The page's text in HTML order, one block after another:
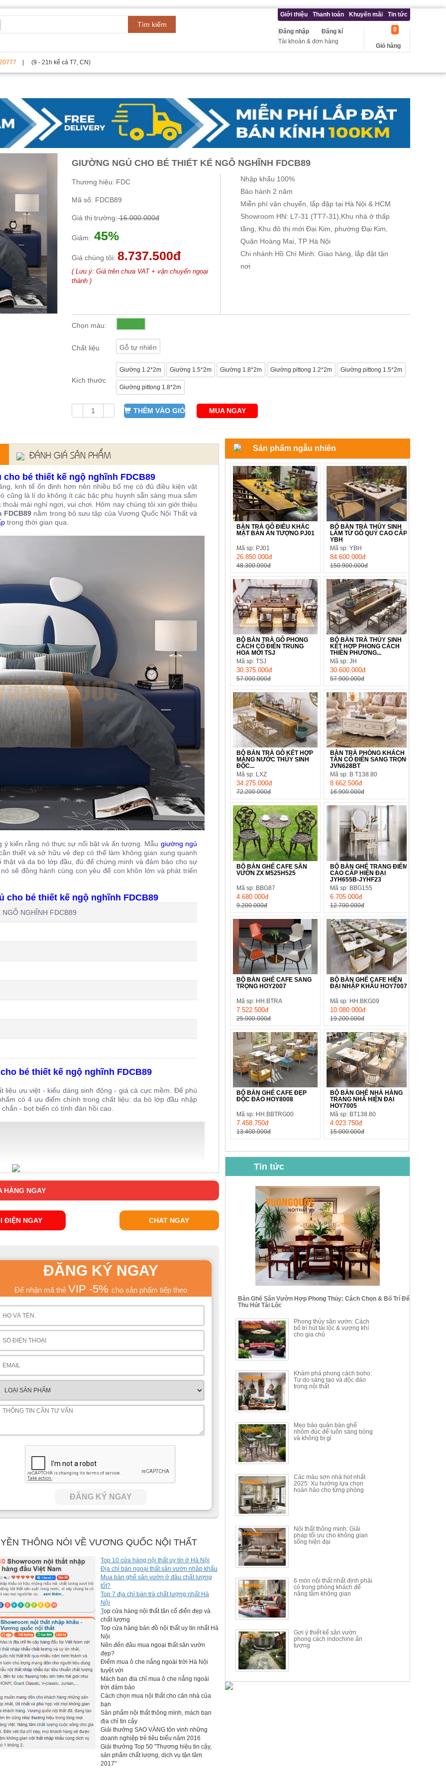
Tìm kiếm
Giới thiệu Thanh toán Khuyến mãi Tin tức
Đăng kí
Đăng nhập
Tài khoản & đơn hàng
Giỏ hàng
0
| (9 - 21h kể cả T7, CN)
GIƯỜNG NGỦ CHO BÉ THIẾT KẾ NGỖ NGHĨNH FDCB89
Thương hiệu: FDC
Mã số: FDCB89
Giá thị trường:16.000.000đ
Giảm: 45%
Giá chúng tôi: 8.737.500đ
( Lưu ý: Giá trên chưa VAT + vận chuyển ngoại
thành )
Nhập khẩu 100%
Bảo hành 2 năm
Miễn phí vận chuyển, lắp đặp tại Hà Nội & HCM
Showroom HN: L7-31 (TT7-31),Khu nhà ở thấp
tầng, Khu đô thị mới Đại Kim, phường Đại Kim,
Quận Hoàng Mai, TP Hà Nội
Chi nhánh Hồ Chí Minh: Giao hàng, lắp đặt tận
nơi
Chọn màu:
Chất liệu Gỗ tự nhiên
Kích thước
Giường 1.2*2m Giường 1.5*2m Giường 1.8*2m Giường pittong 1.2*2m Giường pittong 1.5*2m
Giường pittong 1.8*2m
THÊM VÀO GIỎ MUA NGAY
ĐÁNH GIÁ SẢN PHẨM
bé thiết kế ngộ nghĩnh FDCB89
knh tế ổn định hơn nên nhiều bố mẹ có đủ điều kiện vật
cũng là lí do không ít các bậc phụ huynh sẵn sàng mua sắm
mái nghỉ ngơi, vui chơi. Hôm nay chúng tôi xin giới thiệu
nằm trong bộ sưu tập của Vương Quốc Nội Thất và
trong thời gian qua.
kiến rằng nó thực sự nổi bật và ấn tượng. Mẫu giường ngủ
thiết và sở hữu vẻ đẹp có thể làm không gian xung quanh
và da bò lớp đầu, đủ để chứng minh và đảm bảo cho sự
sẽ đồng hành cùng con yêu để con khôn lớn và phát triển
bé thiết kế ngộ nghĩnh FDCB89
NGHĨNH FDCB89
bé thiết kế ngộ nghĩnh FDCB89
ưu việt - kiểu dáng sinh động - giá cả cực mềm. Để phù
có 4 ưu điểm chính trong chất liệu: da bò lớp đầu nhập
- bọt biển có tính đàn hồi cao.
lấy ý tưởng từ nhân vật hoạt hình mà các con đều yêu
tạo nên tổng thể đẹp mắt và là phần tựa lưng chắc chắn cho
HÀNG NGAY
ĐIỆN NGAY CHAT NGAY
ĐĂNG KÝ NGAY
Để nhận mã thẻ VIP -5% cho sản phẩm tiếp theo
ĐĂNG KÝ NGAY
THÔNG NÓI VỀ VƯƠNG QUỐC NỘI THẤT
Top 10 cửa hàng nội thất uy tín ở Hà Nội
Địa chỉ bán ngoại thất sân vườn nhâp khẩu
Mua bàn ghế sân vườn ở đâu chất lượng
tốt?
Top 7 địa chỉ bàn trà chất lượng nhất Hà
Nội
Top cửa hàng nội thất tân cổ điển đẹp và
chất lượng
Top cửa hàng bán đồ nội thất uy tín nhất Hà
Nội
Nên đến đâu mua ngoại thất sân vườn
đẹp?
Điểm mua ô che nắng ngoài trời Hà Nội
tuyệt vời
Mách bạn địa chỉ mua ô che nắng ngoài
trời đảm bảo
Cách chọn mua nội thất cho căn nhà của
bạn
Sản phẩm nội thất thông mình, mách bạn
địa chỉ tin cậy
Giải thưởng SAO VÀNG tôn vinh những
doanh nghiệp trẻ tiêu biểu năm 2016
Giải thưởng Top 50 "Thương hiệu tin cậy,
sản phẩm chất lượng, dịch vụ tận tâm
2017"
Sản phẩm ngẫu nhiên
BÀN TRÀ GỖ ĐIÊU KHẮC
MẶT BÀN ẤN TƯỢNG PJ01
Mã sp: PJ01
26.850.000đ
48.300.000đ
BỘ BÀN TRÀ THỦY SINH
LÀM TỪ GỖ QUÝ CAO CẤP
YBH
Mã sp: YBH
84.600.000đ
150.900.000đ
BỘ BÀN TRÀ GỖ PHONG
CÁCH CỔ ĐIỂN TRUNG
HOA MỚI TSJ
Mã sp: TSJ
30.375.000đ
57.000.000đ
BỘ BÀN TRÀ THỦY SINH
KẾT HỢP PHONG CÁCH
THIỀN PHƯƠNG...
Mã sp: JH
30.600.000đ
57.900.000đ
BỘ BÀN TRÀ GỖ KẾT HỢP
MÁNG NƯỚC THỦY SINH
ĐỘC...
Mã sp: LXZ
34.275.000đ
72.200.000đ
BÀN TRÀ PHÒNG KHÁCH
TÂN CỔ ĐIỂN SANG TRỌNG
JVN628BT
Mã sp: B T138.80
8.662.500đ
16.900.000đ
BỘ BÀN GHẾ CAFE SÂN
VƯỜN ZX M525H525
Mã sp: BBG87
4.680.000đ
9.200.000đ
BỘ BÀN GHẾ TRANG ĐIỂM
CAO CẤP HIỆN ĐẠI
JYH655B-JYHF23
Mã sp: BBG155
6.705.000đ
12.700.000đ
BỘ BÀN GHẾ CAFE SANG
TRỌNG HOY2007
Mã sp: HH.BTRA
7.522.500đ
25.000.000đ
BỘ BÀN GHẾ CAFE HIỆN
ĐẠI NHẬP KHẨU HOY7007
Mã sp: HH.BKG09
10.080.000đ
19.200.000đ
BỘ BÀN GHẾ CAFE ĐẸP
ĐỘC ĐÁO HOY8008
Mã sp: HH.BBTRG00
7.458.750đ
13.400.000đ
BỘ BÀN GHẾ NHÀ HÀNG
TRANG NHÃ HIỆN ĐẠI
HOY7005
Mã sp: BT138.80
4.023.750đ
15.000.000đ
BỘ BÀN GHẾ CAFE NHẬP
KHẨU CAO CẤP HOY7006
Mã sp: BT135
14.178.750đ
24.700.000đ
BỘ BÀN TRÀ GỖ TỰ NHIÊN
PHONG CÁCH TRUNG HOA
KIỂU MỚI...
Mã sp: BT138.80
20.250.000đ
39.150.000đ
BỘ BÀN TRÀ GỖ PHONG
CÁCH MỚI KẾT HỢP KHAY
NHÚNG TRÀ YDX
Mã sp: BT150.46
17.617.500đ
34.100.000đ
BỘ BÀN GHẾ CAFE KIỂU
DÁNG ĐƠN GIẢN HIỆN ĐẠI
HOY8010
BÀN GHẾ TRANG ĐIỂM
THÔNG MINH HIỆN ĐẠI
TÍCH HỢP SẠC...
Mã sp: HH.BTD08
6.510.000đ
BỘ BÀN ĂN ĐẢO MẶT ĐÁ
PHIẾN AK3699
Tin tức
Bàn Ghế Sân Vườn Hợp Phong Thủy: Cách Chọn & Bố Trí Để
Thu Hút Tài Lộc
Phong thủy sân vườn: Cách
bố trí hút tài lộc & vượng khí
cho gia chủ
Khám phá phong cách boho:
Tự do sáng tạo và độc đáo
trong nội thất
Mẹo bảo quản bàn ghế
nhôm đúc để luôn sáng bóng
và không bị gỉ
Các màu sơn nhà hot nhất
2025: Xu hướng lựa chọn
hoàn hảo cho từng phòng
Nội thất thông minh: Giải
pháp tối ưu cho không gian
sống hiện đại
6 món nội thất nhất định phải
có trong phòng khách để
nâng tầm không gian
Gợi ý thiết kế sân vườn
phong cách indochine ấn
tượng